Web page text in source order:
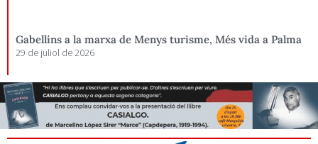
Gabellins a la marxa de Menys turisme, Més vida a Palma
29 de juliol de 2026